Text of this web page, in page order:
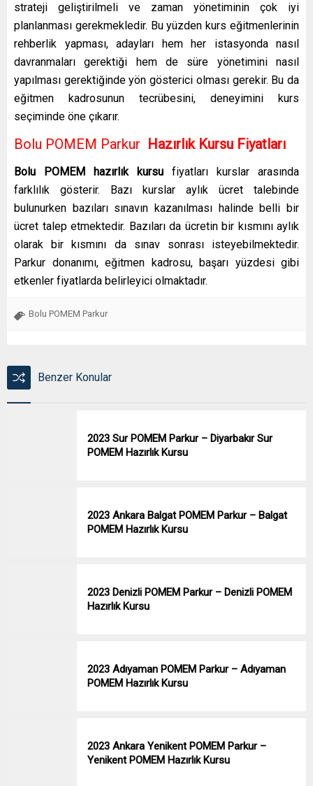
strateji geliştirilmeli ve zaman yönetiminin çok iyi
planlanması gerekmekledir. Bu yüzden kurs eğitmenlerinin
rehberlik yapması, adayları hem her istasyonda nasıl
davranmaları gerektiği hem de süre yönetimini nasıl
yapılması gerektiğinde yön gösterici olması gerekir. Bu da
eğitmen kadrosunun tecrübesini, deneyimini kurs
seçiminde öne çıkarır.
Bolu POMEM Parkur Hazırlık Kursu Fiyatları
Bolu POMEM hazırlık kursu fiyatları kurslar arasında
farklılık gösterir. Bazı kurslar aylık ücret talebinde
bulunurken bazıları sınavın kazanılması halinde belli bir
ücret talep etmektedir. Bazıları da ücretin bir kısmını aylık
olarak bir kısmını da sınav sonrası isteyebilmektedir.
Parkur donanımı, eğitmen kadrosu, başarı yüzdesi gibi
etkenler fiyatlarda belirleyici olmaktadır.
Bolu POMEM Parkur
Benzer Konular
2023 Sur POMEM Parkur – Diyarbakır Sur
POMEM Hazırlık Kursu
2023 Ankara Balgat POMEM Parkur – Balgat
POMEM Hazırlık Kursu
2023 Denizli POMEM Parkur – Denizli POMEM
Hazırlık Kursu
2023 Adıyaman POMEM Parkur – Adıyaman
POMEM Hazırlık Kursu
2023 Ankara Yenikent POMEM Parkur –
Yenikent POMEM Hazırlık Kursu